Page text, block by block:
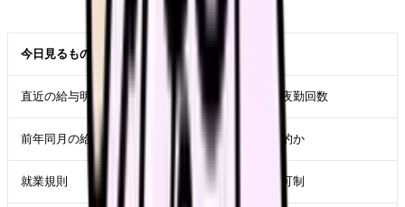
今日見るもの 確認すること
直近の給与明細 基本給、手当、控除、夜勤回数
前年同月の給与明細 賃上げが一時的か継続的か
就業規則 副業禁止、届出制、許可制